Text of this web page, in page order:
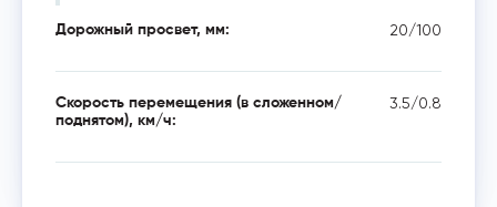
Дорожный просвет, мм: 20/100
Скорость перемещения (в сложенном/
поднятом), км/ч:
3.5/0.8